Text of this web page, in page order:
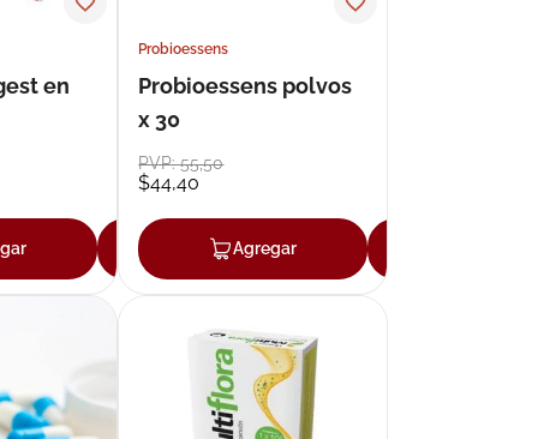
en
Agregar
Probioessens
Probioessens polvos
x 30
PVP:55,50
$44,40
Agregar